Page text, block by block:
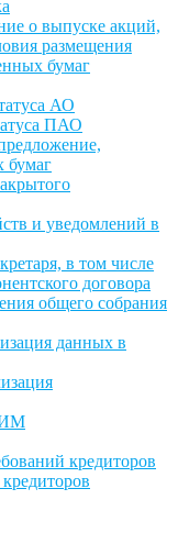
о выпуске акций,
размещения
бумаг
АО
ПАО
бумаг
и уведомлений в
в том числе
договора
общего собрания
данных в
кредиторов